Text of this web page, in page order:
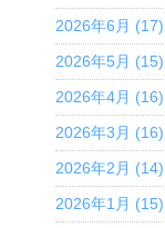
2026年6月 (17)
2026年5月 (15)
2026年4月 (16)
2026年3月 (16)
2026年2月 (14)
2026年1月 (15)